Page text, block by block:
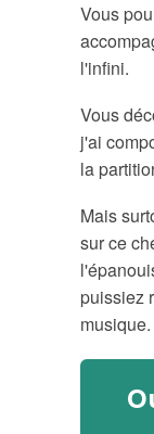
Vous
l'infini.
Vous
j'ai
la
Mais
sur ce
puissiez
musique.